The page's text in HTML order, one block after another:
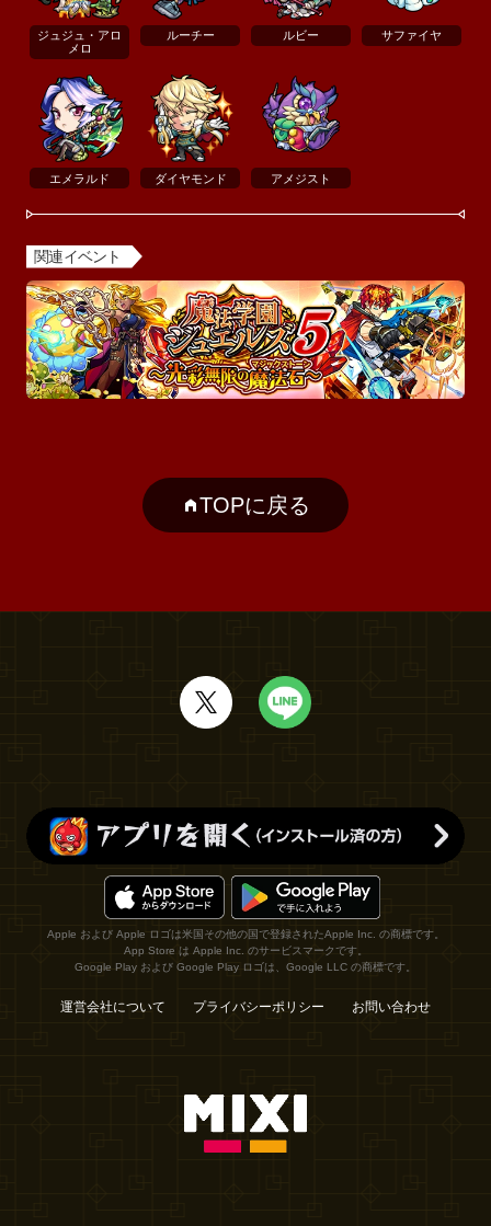
ジュジュ・アロ
メロ
ルーチー ルビー サファイヤ
エメラルド ダイヤモンド アメジスト
関連イベント
TOPに戻る
Apple および Apple ロゴは米国その他の国で登録されたApple Inc. の商標です。
App Store は Apple Inc. のサービスマークです。
Google Play および Google Play ロゴは、Google LLC の商標です。
運営会社について プライバシーポリシー お問い合わせ